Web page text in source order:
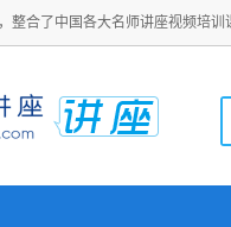
整合了中国各大名师讲座视频培